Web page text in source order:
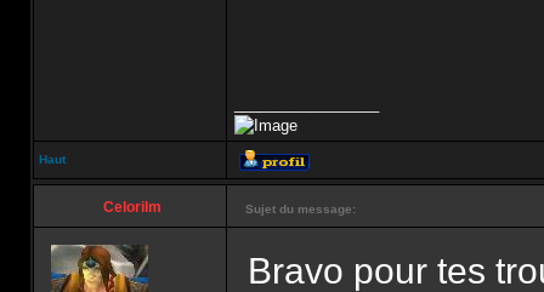
Haut
Celorilm Sujet du message:
Bravo pour tes